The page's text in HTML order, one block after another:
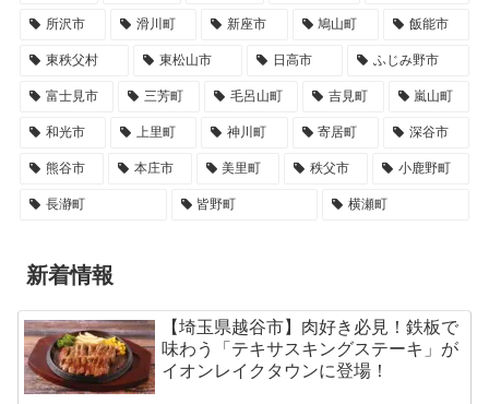
所沢市 滑川町 新座市 鳩山町 飯能市
東秩父村 東松山市 日高市 ふじみ野市
富士見市 三芳町 毛呂山町 吉見町 嵐山町
和光市 上里町 神川町 寄居町 深谷市
熊谷市 本庄市 美里町 秩父市 小鹿野町
長瀞町 皆野町 横瀬町
新着情報
【埼玉県越谷市】肉好き必見！鉄板で
味わう「テキサスキングステーキ」が
イオンレイクタウンに登場！